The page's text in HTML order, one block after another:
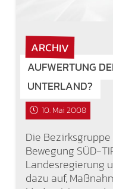
ARCHIV
AUFWERTUNG
UNTERLAND?
10. Mai 2008
Die
Bewegung SÜD-
Landesregierung
dazu auf,